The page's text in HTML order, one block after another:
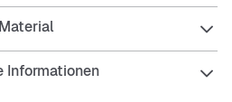
Material
Informationen